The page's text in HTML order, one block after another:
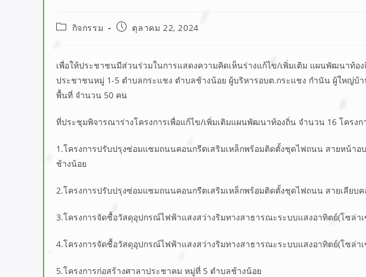
กิจกรรม ตุลาคม 22, 2024
เพื่อให้ประชาชนมีส่วนร่วมในการแสดงความคิดเห็นร่างแก้ไข/เพิ่มเติม แผนพัฒนาท้อ
ประชาชนหมู่ 1-5 ตำบลกระแชง ตำบลช้างน้อย ผู้บริหารอบต.กระแชง กำนัน ผู้ใหญ่บ้
พื้นที่ จำนวน 50 คน
ที่ประชุมพิจารณาร่างโครงการเพื่อแก้ไข/เพิ่มเติมแผนพัฒนาท้องถิ่น จำนวน 16 โครงก
1.โครงการปรับปรุงซ่อมแซมถนนคอนกรีตเสริมเหล็กพร้อมติดตั้งชุดไฟถนน สายหน้า
ช้างน้อย
2.โครงการปรับปรุงซ่อมแซมถนนคอนกรีตเสริมเหล็กพร้อมติดตั้งชุดไฟถนน สายเลียบ
3.โครงการจัดซื้อวัสดุอุปกรณ์ไฟฟ้าแสงสว่างริมทางสาธารณะระบบแสงอาทิตย์(โซล่า
4.โครงการจัดซื้อวัสดุอุปกรณ์ไฟฟ้าแสงสว่างริมทางสาธารณะระบบแสงอาทิตย์(โซล่า
5.โครงการก่อสร้างศาลาประชาคม หมู่ที่ 5 ตำบลช้างน้อย